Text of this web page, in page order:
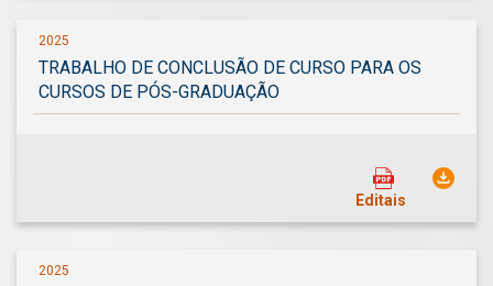
2025
TRABALHO DE CONCLUSÃO DE CURSO PARA OS
CURSOS DE PÓS-GRADUAÇÃO
Editais
2025